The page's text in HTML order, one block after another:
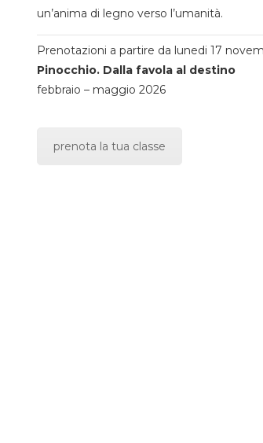
un’anima di legno verso l’umanità.
Prenotazioni a partire da lunedi 17
Pinocchio. Dalla favola al destino
febbraio – maggio 2026
prenota la tua classe